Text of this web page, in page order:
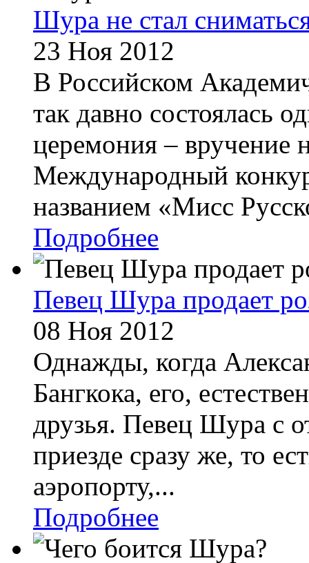
Шура не стал
23 Ноя 2012
В Российском
так давно состоялась
церемония – вручение
Международный
названием «Мисс
Подробнее
Певец Шура продает
08 Ноя 2012
Однажды, когда
Бангкока, его,
друзья. Певец Шура с
приезде сразу же, то
аэропорту,...
Подробнее